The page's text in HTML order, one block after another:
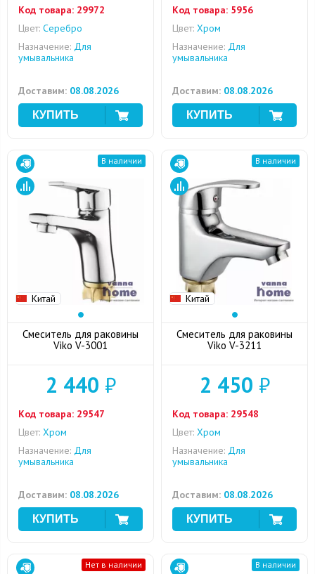
Код товара: 29972
Цвет: Серебро
Назначение: Для
умывальника
Доставим: 08.08.2026
Код товара: 5956
Цвет: Хром
Назначение: Для
умывальника
Доставим: 08.08.2026
Китай
В наличии
Смеситель для раковины
Viko V-3001
2 440 ₽
Код товара: 29547
Цвет: Хром
Назначение: Для
умывальника
Доставим: 08.08.2026
Китай
В наличии
Смеситель для раковины
Viko V-3211
2 450 ₽
Код товара: 29548
Цвет: Хром
Назначение: Для
умывальника
Доставим: 08.08.2026
Нет в наличии В наличии